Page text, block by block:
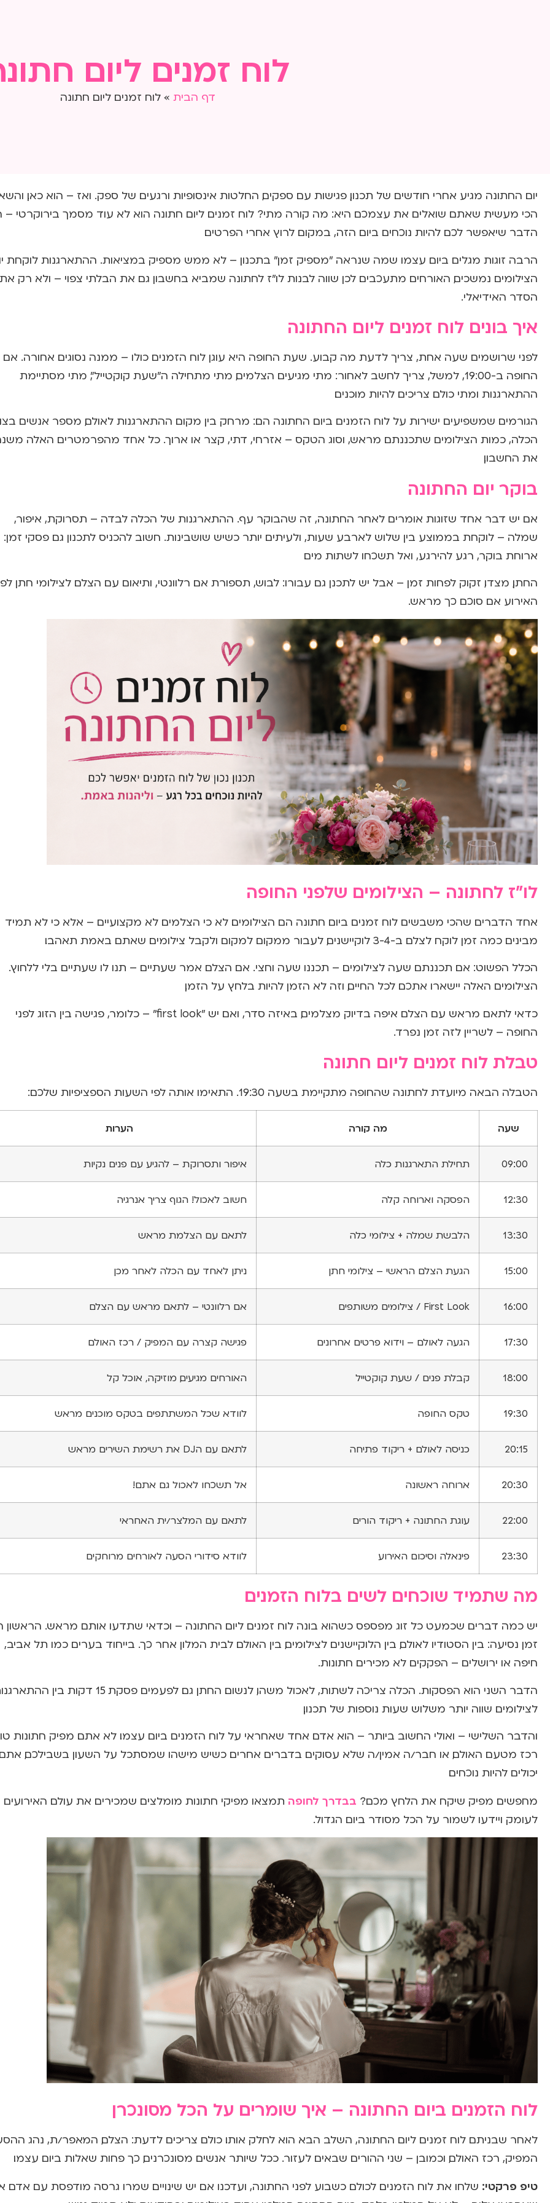
לוח זמנים ליום
דף הבית »לוח זמנים ליום חתונה
יום החתונה מגיע אחרי חודשים של תכנון, פגישות עם ספקים, החלטות אינסופיות ורגעים של ספק. ואז – הוא כאן.
הכי מעשית שאתם שואלים את עצמכם היא: מה קורה מתי? לוח זמנים ליום חתונה הוא לא עוד מסמך בירוקרטי –
הדבר שיאפשר לכם להיות נוכחים ביום הזה, במקום לרוץ אחרי הפרטים.
הרבה זוגות מגלים ביום עצמו שמה שנראה "מספיק זמן" בתכנון – לא ממש מספיק במציאות. ההתארגנות לוקחת
הצילומים נמשכים, האורחים מתעכבים. לכן שווה לבנות לו"ז לחתונה שמביא בחשבון גם את הבלתי צפוי – ולא רק את
הסדר האידיאלי.
איך בונים לוח זמנים ליום החתונה
לפני שרושמים שעה אחת, צריך לדעת מה קבוע. שעת החופה היא עוגן לוח הזמנים כולו – ממנה נסוגים אחורה. אם
החופה ב-19:00, למשל, צריך לחשב לאחור: מתי מגיעים הצלמים, מתי מתחילה ה"שעת קוקטייל", מתי מסתיימת
ההתארגנות ומתי כולם צריכים להיות מוכנים.
הגורמים שמשפיעים ישירות על לוח הזמנים ביום החתונה הם: מרחק בין מקום ההתארגנות לאולם, מספר אנשים
הכלה, כמות הצילומים שתכננתם מראש, וסוג הטקס – אזרחי, דתי, קצר או ארוך. כל אחד מהפרמטרים האלה
את החשבון.
בוקר יום החתונה
אם יש דבר אחד שזוגות אומרים לאחר החתונה, זה שהבוקר עף. ההתארגנות של הכלה לבדה – תסרוקת, איפור,
שמלה – לוקחת בממוצע בין שלוש לארבע שעות, ולעיתים יותר כשיש שושבינות. חשוב להכניס לתכנון גם פסקי זמן:
ארוחת בוקר, רגע להירגע, ואל תשכחו לשתות מים.
החתן, מצדו, זקוק לפחות זמן – אבל יש לתכנן גם עבורו: לבוש, תספורת אם רלוונטי, ותיאום עם הצלם לצילומי חתן
האירוע אם סוכם כך מראש.
לו"ז לחתונה – הצילומים שלפני החופה
אחד הדברים שהכי משבשים לוח זמנים ביום חתונה הם הצילומים. לא כי הצלמים לא מקצועיים – אלא כי לא תמיד
מבינים כמה זמן לוקח לצלם ב-3-4 לוקיישנים, לעבור ממקום למקום ולקבל צילומים שאתם באמת תאהבו.
הכלל הפשוט: אם תכננתם שעה לצילומים – תכננו שעה וחצי. אם הצלם אמר שעתיים – תנו לו שעתיים בלי ללחוץ.
הצילומים האלה יישארו אתכם לכל החיים, וזה לא הזמן להיות בלחץ על הזמן.
כדאי לתאם מראש עם הצלם איפה בדיוק מצלמים, באיזה סדר, ואם יש "first look" – כלומר, פגישה בין הזוג לפני
החופה – לשריין לזה זמן נפרד.
טבלת לוח זמנים ליום חתונה
הטבלה הבאה מיועדת לחתונה שהחופה מתקיימת בשעה 19:30. התאימו אותה לפי השעות הספציפיות שלכם:
שעה מה קורה הערות
09:00 תחילת התארגנות כלה איפור ותסרוקת – להגיע עם פנים נקיות
12:30 הפסקה וארוחה קלה חשוב לאכול! הגוף צריך אנרגיה
13:30 הלבשת שמלה + צילומי כלה לתאם עם הצלמת מראש
15:00 הגעת הצלם הראשי – צילומי חתן ניתן לאחד עם הכלה לאחר מכן
16:00 First Look / צילומים משותפים אם רלוונטי – לתאם מראש עם הצלם
17:30 הגעה לאולם – וידוא פרטים אחרונים פגישה קצרה עם המפיק / רכז האולם
18:00 קבלת פנים / שעת קוקטייל האורחים מגיעים, מוזיקה, אוכל קל
19:30 טקס החופה לוודא שכל המשתתפים בטקס מוכנים מראש
20:15 כניסה לאולם + ריקוד פתיחה לתאם עם הDJ את רשימת השירים מראש
20:30 ארוחה ראשונה אל תשכחו לאכול גם אתם!
22:00 עוגת החתונה + ריקוד הורים לתאם עם המלצר/ית האחראי
23:30 פינאלה וסיכום האירוע לוודא סידורי הסעה לאורחים מרוחקים
מה שתמיד שוכחים לשים בלוח הזמנים
יש כמה דברים שכמעט כל זוג מפספס כשהוא בונה לוח זמנים ליום החתונה – וכדאי שתדעו אותם מראש. הראשון
זמן נסיעה: בין הסטודיו לאולם, בין הלוקיישנים לצילומים, בין האולם לבית המלון אחר כך. בייחוד בערים כמו תל אביב,
חיפה או ירושלים – הפקקים לא מכירים חתונות.
הדבר השני הוא הפסקות. הכלה צריכה לשתות, לאכול משהו, לנשום. החתן גם. לפעמים פסקת 15 דקות בין
לצילומים שווה יותר משלוש שעות נוספות של תכנון.
והדבר השלישי – ואולי החשוב ביותר – הוא אדם אחד שאחראי על לוח הזמנים ביום עצמו. לא אתם. מפיק חתונות
רכז מטעם האולם, או חבר/ה אמין/ה שלא עסוקים בדברים אחרים. כשיש מישהו שמסתכל על השעון בשבילכם,
יכולים להיות נוכחים.
מחפשים מפיק שיקח את הלחץ מכם? בבדרך לחופה תמצאו מפיקי חתונות מומלצים שמכירים את עולם האירועים
לעומק ויידעו לשמור על הכל מסודר ביום הגדול.
לוח הזמנים ביום החתונה – איך שומרים על הכל מסונכרן
לאחר שבניתם לוח זמנים ליום החתונה, השלב הבא הוא לחלק אותו. כולם צריכים לדעת: הצלם, המאפר/ת, נהג
המפיק, רכז האולם, וכמובן – שני ההורים שבאים לעזור. ככל שיותר אנשים מסונכרנים, כך פחות שאלות ביום עצמו.
טיפ פרקטי: שלחו את לוח הזמנים לכולם כשבוע לפני החתונה, ועדכנו אם יש שינויים. שמרו גרסה מודפסת עם אדם